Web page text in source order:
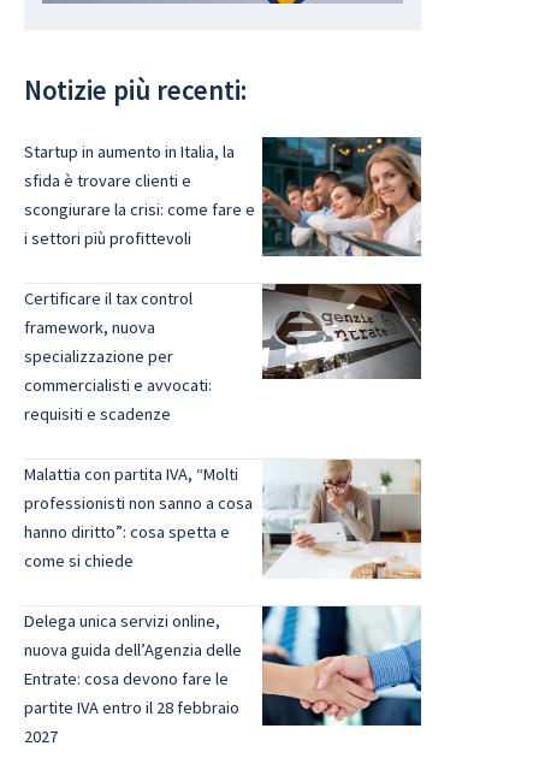
Notizie più recenti:
Startup in aumento in Italia, la
sfida è trovare clienti e
scongiurare la crisi: come fare e
i settori più profittevoli
Certificare il tax control
framework, nuova
specializzazione per
commercialisti e avvocati:
requisiti e scadenze
Malattia con partita IVA, “Molti
professionisti non sanno a cosa
hanno diritto”: cosa spetta e
come si chiede
Delega unica servizi online,
nuova guida dell’Agenzia delle
Entrate: cosa devono fare le
partite IVA entro il 28 febbraio
2027